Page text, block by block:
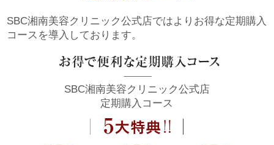
SBC湘南美容クリニック公式店ではよりお得な定期購入
コースを導入しております。
SBC湘南美容クリニック公式店
定期購入コース